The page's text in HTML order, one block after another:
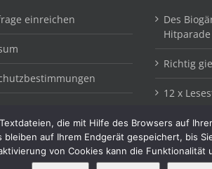
einreichen
Des
Hitparade
Richtig
12 x
die mit Hilfe des Browsers auf
auf Ihrem Endgerät gespeichert, bis
von Cookies kann die Funktionalität